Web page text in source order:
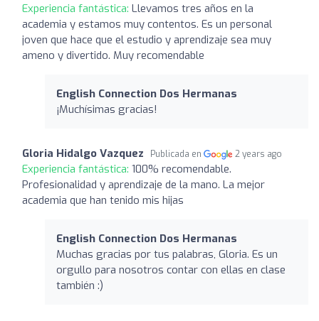
Experiencia fantástica: Llevamos tres años en la
academia y estamos muy contentos. Es un personal
joven que hace que el estudio y aprendizaje sea muy
ameno y divertido. Muy recomendable
English Connection Dos Hermanas
¡Muchísimas gracias!
Gloria Hidalgo Vazquez Publicada en 2 years ago
Experiencia fantástica: 100% recomendable.
Profesionalidad y aprendizaje de la mano. La mejor
academia que han tenido mis hijas
English Connection Dos Hermanas
Muchas gracias por tus palabras, Gloria. Es un
orgullo para nosotros contar con ellas en clase
también :)